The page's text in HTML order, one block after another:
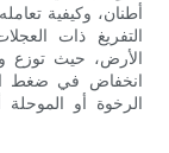
أطنان، وكيفية
التفريغ ذات
الأرض، حيث توزع
انخفاض في ضغط
الرخوة أو